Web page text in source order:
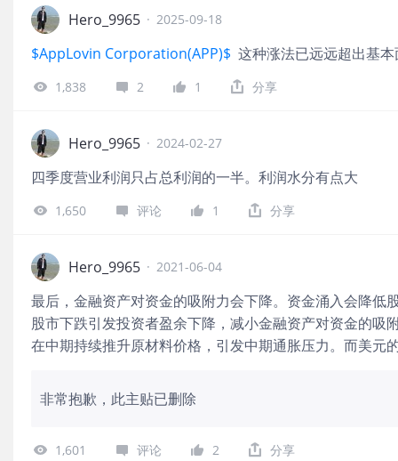
Hero_9965 · 2025-09-18
$AppLovin Corporation(APP)$ 这种涨法已远远超出基
1,838 2 1 分享
Hero_9965 · 2024-02-27
四季度营业利润只占总利润的一半。利润水分有点大
1,650 评论 1 分享
Hero_9965 · 2021-06-04
最后，金融资产对资金的吸附力会下降。资金涌入会降低
股市下跌引发投资者盈余下降，减小金融资产对资金的
在中期持续推升原材料价格，引发中期通胀压力。而美元
非常抱歉，此主贴已删除
1,601 评论 2 分享